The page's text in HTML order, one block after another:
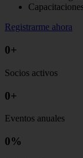
Registrarme ahora
0+
Socios activos
0+
Eventos anuales
0%